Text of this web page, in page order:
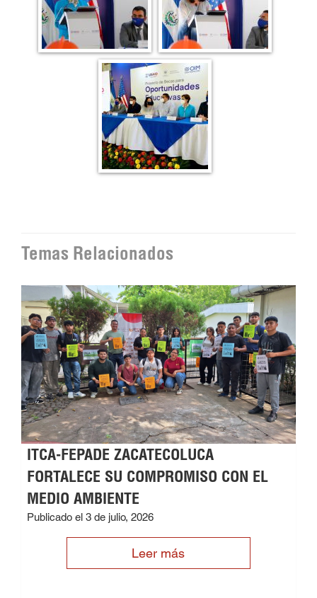
Temas Relacionados
ITCA-FEPADE ZACATECOLUCA
FORTALECE SU COMPROMISO CON EL
MEDIO AMBIENTE
Publicado el 3 de julio, 2026
Leer más